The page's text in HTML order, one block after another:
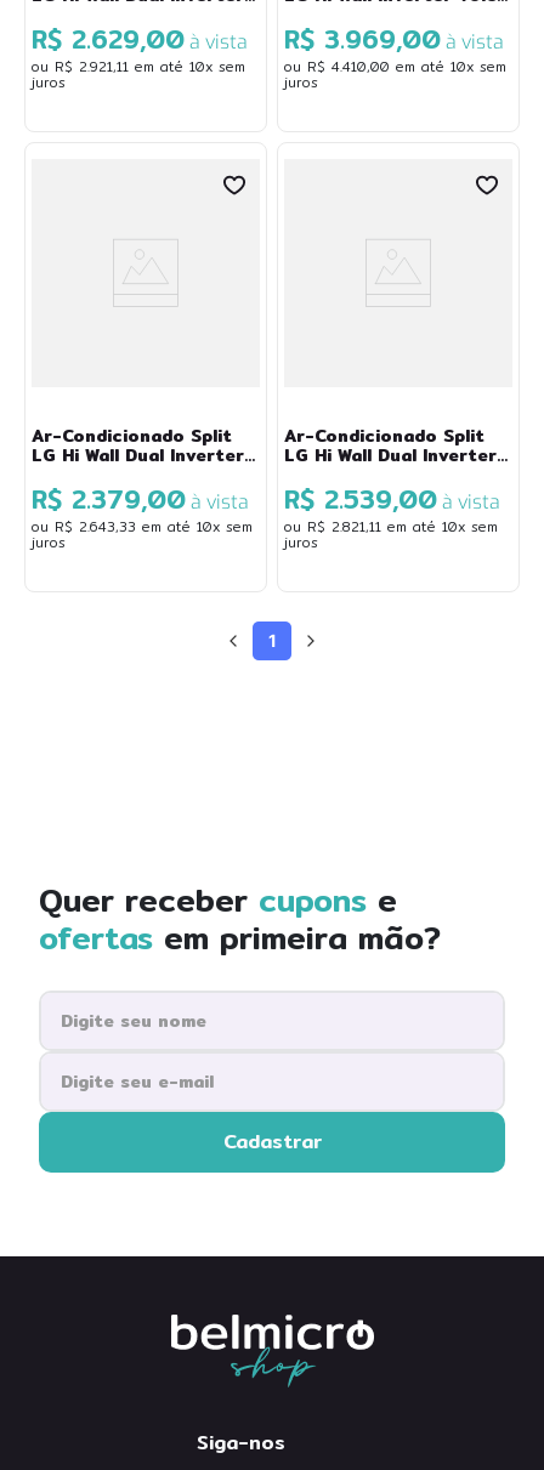
Frio Monofásico Branco
S3-Q09AA31B
R$ 2.629,00 à vista
ou R$ 2.921,11em até 10x sem
juros
Monofásico Branco S3-
Q18KL31B
R$ 3.969,00 à vista
ou R$ 4.410,00 em até 10x sem
juros
Ar-Condicionado Split
LG Hi Wall Dual Inverter
Frio Monofásico Branco
S3-Q09AAQAL
R$ 2.379,00 à vista
ou R$ 2.643,33 em até 10x sem
juros
Ar-Condicionado Split
LG Hi Wall Dual Inverter
Monofásico Branco S3-
Q09AA31A
R$ 2.539,00 à vista
ou R$ 2.821,11em até 10x sem
juros
1
Quer receber cupons e
ofertas em primeira mão?
Cadastrar
Siga-nos